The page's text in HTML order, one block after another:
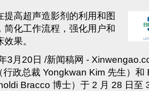
提高超声造影剂的利用和图
简化工作流程，强化用户和
效果。
3月20日 /新闻稿网 -
行政总裁 Yongkwan Kim 先生）和
Bracco 博士）于 2 月 28 日至